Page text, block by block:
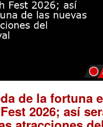
de la fortuna
2026; así